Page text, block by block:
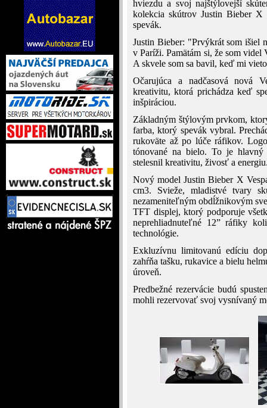
hviezdu a svoj najštýlovejší
kolekcia skútrov Justin Bieber X
spevák.
Justin Bieber: "Prvýkrát som išiel
v Paríži. Pamätám si, že som videl
A skvele som sa bavil, keď mi
Očarujúca a nadčasová nová
kreativitu, ktorá prichádza keď
inšpiráciou.
Základným štýlovým prvkom,
farba, ktorý spevák vybral.
rukoväte až po lúče ráfikov.
tónované na bielo. To je
stelesnil kreativitu, živosť a
Nový model Justin Bieber X
cm3. Svieže, mladistvé tvary
nezameniteľným obdĺžnikovým
TFT displej, ktorý podporuje
neprehliadnuteľné 12” ráfiky
technológie.
Exkluzívnu limitovanú edíciu
zahŕňa tašku, rukavice a bielu
úroveň.
Predbežné rezervácie budú
mohli rezervovať svoj vysnívaný